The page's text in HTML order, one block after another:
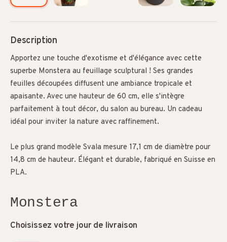
Description
Apportez une touche d'exotisme et d'élégance avec cette
superbe Monstera au feuillage sculptural ! Ses grandes
feuilles découpées diffusent une ambiance tropicale et
apaisante. Avec une hauteur de 60 cm, elle s'intègre
parfaitement à tout décor, du salon au bureau. Un cadeau
idéal pour inviter la nature avec raffinement.
Le plus grand modèle Svala mesure 17,1 cm de diamètre pour
14,8 cm de hauteur. Élégant et durable, fabriqué en Suisse en
PLA.
Monstera
Choisissez votre jour de livraison